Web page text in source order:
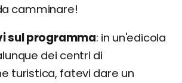
camminare!
sul programma in un'edicola
dei centri di
turistica, fatevi dare un